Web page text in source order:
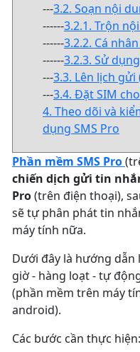
---3.2. Soạn nội
------3.2.1. Trộn
------3.2.2. Cá
------3.2.3. Sử
---3.3. Lên lịch gửi
---3.4. Đặt SIM
4. Theo dõi và
dụng SMS Pro
Phần mềm SMS Pro
chiến dịch gửi tin
Pro(trên điện thoại),
sẽ tự phân phát tin
máy tính nữa.
Dưới đây là hướng
giờ - hàng loạt - tự
(phần mềm trên máy
android).
Các bước cần thực hiện: